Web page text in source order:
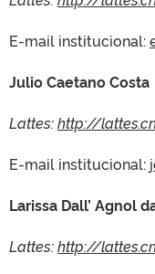
E-mail institucional:
Julio Caetano Costa
Lattes:http://
E-mail institucional:
Larissa Dall’ Agnol
Lattes:http://